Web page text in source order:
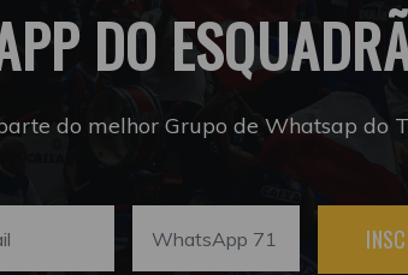
DO
do melhor Grupo de Whatsap do